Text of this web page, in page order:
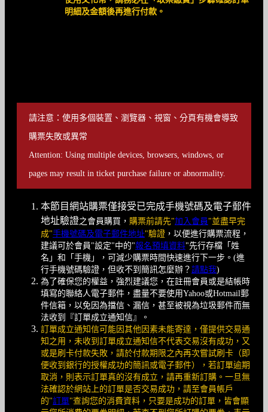
明細及金額後再進行付款。
請注意：使用多個裝置、瀏覽器、視窗、分頁有機會導致
購票失敗或異常
Attention: Using multiple devices, browsers, windows, or
pages may result in ticket purchase failure or abnormality.
本節目網站購票僅接受已完成手機號碼及電子郵件
地址驗證之會員購買， 購票前請先"加入會員 "並盡早完
成"手機號碼及電子郵件地址"驗證 ，以便進行購票流程，
建議可於會員"設定"中的"報名預填資料"先行存檔「姓
名」和「手機」，可減少購票時間快速進行下一步。(進
行手機號碼驗證，但收不到簡訊怎麼辦？ 請點我)
為了確保您的權益，強烈建議您，在註冊會員或是結帳時
填寫的聯絡人電子郵件，盡量不要使用Yahoo或Hotmail郵
件信箱，以免因為擋信、漏信，甚至被視為垃圾郵件而無
法收到『訂單成立通知信』。
訂單成立通知信可能因其他因素未能寄達，僅提供交易通
知之用，未收到訂單成立通知信不代表交易沒有成功，又
或是刷卡付款失敗，請於付款期限之內再次嘗試刷卡（即
便收到銀行的授權成功的簡訊或電子郵件），若訂單逾期
取消，則表示訂單真的沒有成立，請再重新訂購。一旦無
法確認於網站上的訂單是否交易成功，請至會員帳戶
的"訂單"查詢您的消費資料，只要是成功的訂單，皆會顯